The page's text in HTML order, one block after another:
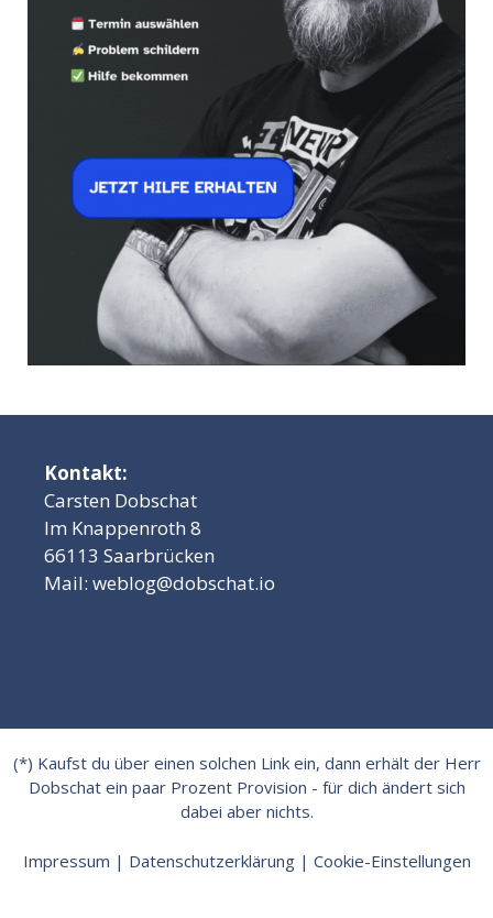
Kontakt:
Carsten Dobschat
Im Knappenroth 8
66113 Saarbrücken
Mail: weblog@dobschat.io
(*) Kaufst du über einen solchen Link ein, dann erhält der Herr
Dobschat ein paar Prozent Provision - für dich ändert sich
dabei aber nichts.
Impressum | Datenschutzerklärung| Cookie-Einstellungen